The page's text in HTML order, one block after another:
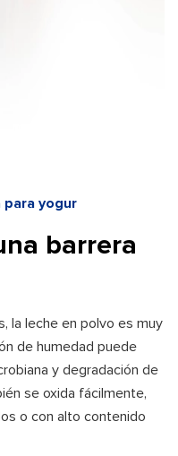
para yogur
barrera
la leche en polvo es muy
de humedad puede
y degradación de
se oxida fácilmente,
o con alto contenido